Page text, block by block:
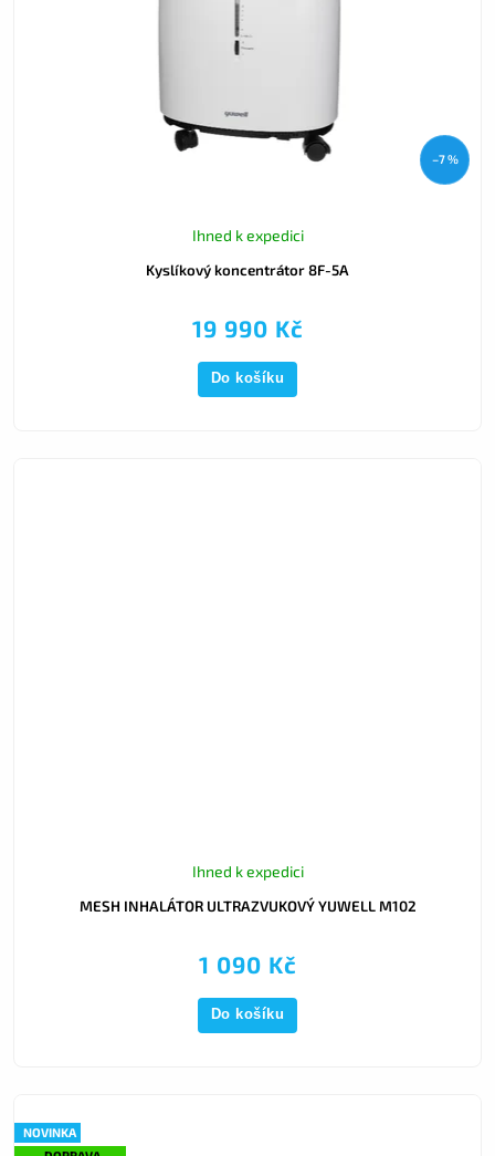
–7 %
Kyslíkový koncentrátor 8F-5A
Ihned k expedici
19 990 Kč
Do košíku
MESH INHALÁTOR ULTRAZVUKOVÝ YUWELL M102
Ihned k expedici
1 090 Kč
Do košíku
NOVINKA